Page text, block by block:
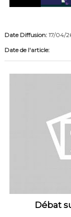
Date Diffusion:17/04/
Date de l'article:
Débat